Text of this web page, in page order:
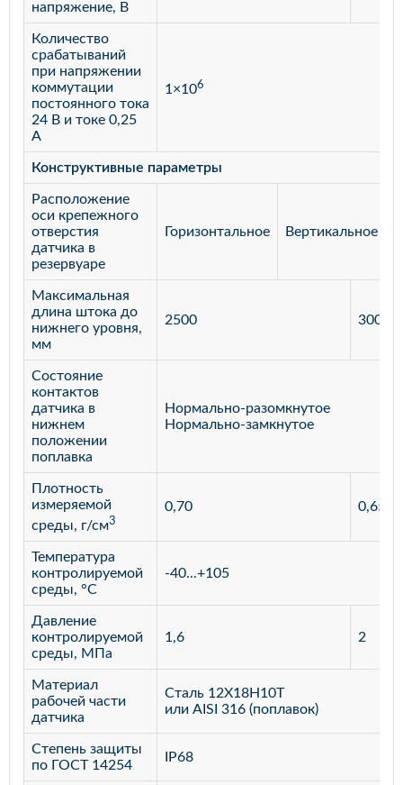
напряжение, В
Количество
срабатываний
при напряжении
коммутации
постоянного тока
24 В и токе 0,25
А
1×106
Конструктивные параметры
Расположение
оси крепежного
отверстия
датчика в
резервуаре
Горизонтальное Вертикальное
Максимальная
длина штока до
нижнего уровня,
мм
2500 3000
Состояние
контактов
датчика в
нижнем
положении
поплавка
Нормально-разомкнутое
Нормально-замкнутое
Плотность
измеряемой
среды, г/см3
0,70 0,65
Температура
контролируемой
среды, °С
-40...+105
Давление
контролируемой
среды, МПа
1,6 2
Материал
рабочей части
датчика
Сталь 12Х18Н10Т
или AISI 316 (поплавок)
Степень защиты
по ГОСТ 14254
IP68